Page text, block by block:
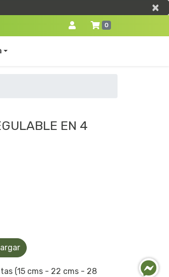
×
×
0
EN 4
(15 cms - 22 cms - 28